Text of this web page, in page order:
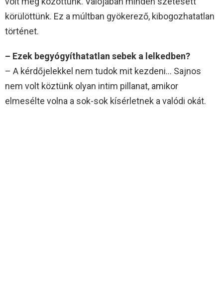
körülöttünk. Ez a múltban gyökerező, kibogozhatatlan
történet.
– Ezek begyógyíthatatlan sebek a lelkedben?
– A kérdőjelekkel nem tudok mit kezdeni… Sajnos
nem volt köztünk olyan intim pillanat, amikor
elmesélte volna a sok-sok kísérletnek a valódi okát.